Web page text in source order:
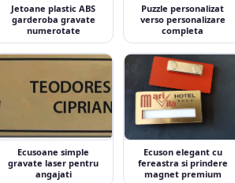
Jetoane plastic ABS
garderoba gravate
numerotate
Puzzle personalizat
verso personalizare
completa
Ecusoane simple
gravate laser pentru
angajati
Ecuson elegant cu
fereastra si prindere
magnet premium